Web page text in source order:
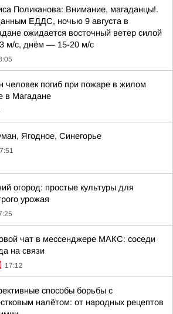
Поликанова: Внимание, магаданцы!.
ЕДДС, ночью 9 августа в
ожидается восточный ветер силой
м/с, днём — 15-20 м/с
человек погиб при пожаре в жилом
в Магадане
Ягодное, Синегорье
огород: простые культуры для
урожая
чат в мессенджере MAКС: соседи
на связи
17:12
способы борьбы с
налётом: от народных рецептов